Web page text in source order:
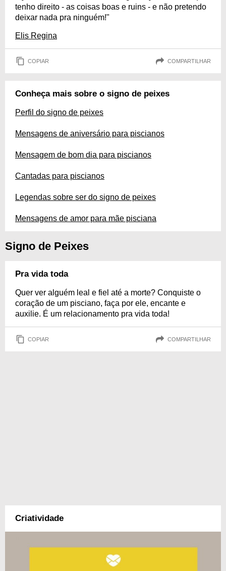
tenho direito - as coisas boas e ruins - e não pretendo
deixar nada pra ninguém!"
Elis Regina
COPIAR COMPARTILHAR
Conheça mais sobre o signo de peixes
Perfil do signo de peixes
Mensagens de aniversário para piscianos
Mensagem de bom dia para piscianos
Cantadas para piscianos
Legendas sobre ser do signo de peixes
Mensagens de amor para mãe pisciana
Signo de Peixes
Pra vida toda
Quer ver alguém leal e fiel até a morte? Conquiste o
coração de um pisciano, faça por ele, encante e
auxilie. É um relacionamento pra vida toda!
COPIAR COMPARTILHAR
Criatividade